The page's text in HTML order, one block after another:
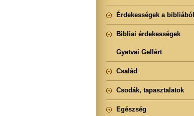
Érdekességek a bibliából
Bibliai érdekességek
Gyetvai Gellért
Család
Csodák, tapasztalatok
Egészség